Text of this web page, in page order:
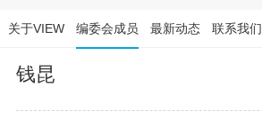
关于VIEW 编委会成员 最新动态 联系我们
钱昆